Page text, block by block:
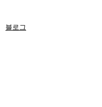
블로그